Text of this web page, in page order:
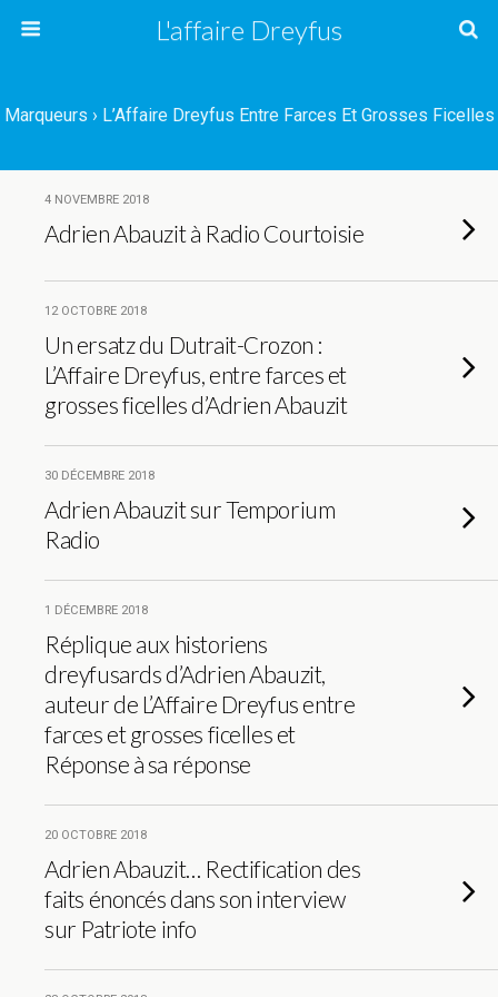
L'affaire Dreyfus
Marqueurs › L’Affaire Dreyfus Entre Farces Et Grosses Ficelles
4 NOVEMBRE 2018
Adrien Abauzit à Radio Courtoisie
12 OCTOBRE 2018
Un ersatz du Dutrait-Crozon :
L’Affaire Dreyfus, entre farces et
grosses ficelles d’Adrien Abauzit
30 DÉCEMBRE 2018
Adrien Abauzit sur Temporium
Radio
1 DÉCEMBRE 2018
Réplique aux historiens
dreyfusards d’Adrien Abauzit,
auteur de L’Affaire Dreyfus entre
farces et grosses ficelles et
Réponse à sa réponse
20 OCTOBRE 2018
Adrien Abauzit… Rectification des
faits énoncés dans son interview
sur Patriote info